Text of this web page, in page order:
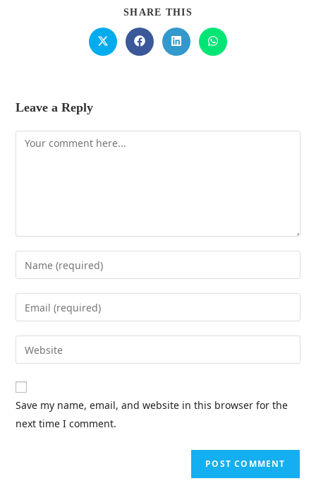
SHARE THIS
Leave a Reply
Save my name, email, and website in this browser for the
next time I comment.